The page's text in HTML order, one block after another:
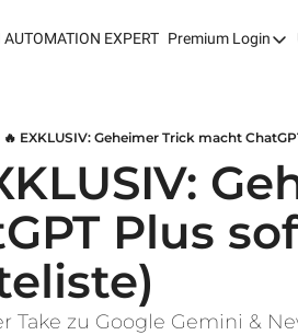
EXPERT Premium Login
AI
AI
🔥 EXKLUSIV: Geheimer Trick macht
Plus
Take zu Google Gemini &